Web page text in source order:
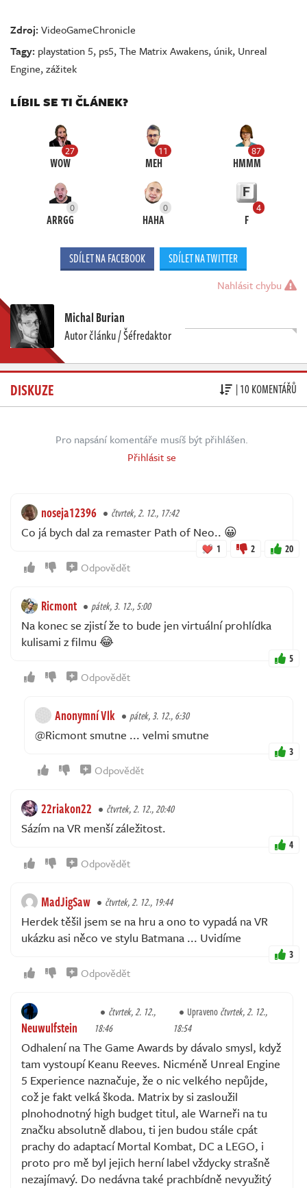
Zdroj:VideoGameChronicle
Tagy: playstation 5, ps5,The Matrix Awakens, únik, Unreal
Engine,zážitek
LÍBIL SE TI ČLÁNEK?
27
WOW
11
MEH
87
HMMM
0
ARRGG
0
HAHA
4
F
SDÍLET NA FACEBOOK SDÍLET NA TWITTER
Nahlásit chybu
Michal Burian
Autor článku / Šéfredaktor
DISKUZE | 10 KOMENTÁŘŮ
Pro napsání komentáře musíš být přihlášen.
Přihlásit se
noseja12396 čtvrtek, 2. 12., 17:42
Co já bych dal za remaster Path of Neo.. 😀
1 2 20
Odpovědět
Ricmont pátek, 3. 12., 5:00
Na konec se zjistí že to bude jen virtuální prohlídka
kulisami z filmu 😂
5
Odpovědět
Anonymní Vlk pátek, 3. 12., 6:30
@Ricmont smutne ... velmi smutne
3
Odpovědět
22riakon22 čtvrtek, 2. 12., 20:40
Sázím na VR menší záležitost.
4
Odpovědět
MadJigSaw čtvrtek, 2. 12., 19:44
Herdek těšil jsem se na hru a ono to vypadá na VR
ukázku asi něco ve stylu Batmana ... Uvidíme
3
Odpovědět
Neuwulfstein
čtvrtek, 2. 12.,
18:46
Upravenočtvrtek, 2. 12.,
18:54
Odhalení na The Game Awards by dávalo smysl, když
tam vystoupí Keanu Reeves. Nicméně Unreal Engine
5 Experience naznačuje, že o nic velkého nepůjde,
což je fakt velká škoda. Matrix by si zasloužil
plnohodnotný high budget titul, ale Warneři na tu
značku absolutně dlabou, ti jen budou stále cpát
prachy do adaptací Mortal Kombat, DC a LEGO, i
proto pro mě byl jejich herní label vždycky strašně
nezajímavý. Do nedávna také prachbídně nevyužitý